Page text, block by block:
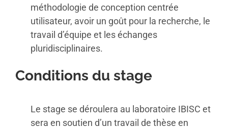
méthodologie de conception centrée
utilisateur, avoir un goût pour la recherche, le
travail d’équipe et les échanges
pluridisciplinaires.
Conditions du stage
Le stage se déroulera au laboratoire IBISC et
sera en soutien d’un travail de thèse en